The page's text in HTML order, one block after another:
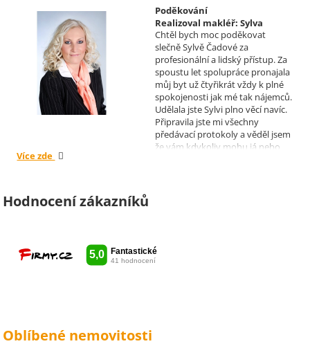
Krásné dny Vám a Vašim
zaměstnancům. Irena Höklová,
Brno
Poděkování
Realizoval makléř: Sylva
Čadová
Chtěl bych moc poděkovat
slečně Sylvě Čadové za
profesionální a lidský přístup. Za
spoustu let spolupráce pronajala
můj byt už čtyřikrát vždy k plné
spokojenosti jak mé tak nájemců.
Udělala jste Sylvi plno věcí navíc.
Připravila jste mi všechny
předávací protokoly a věděl jsem
že vám kdykoliv mohu já nebo
Více zde
Hodnocení zákazníků
Oblíbené nemovitosti